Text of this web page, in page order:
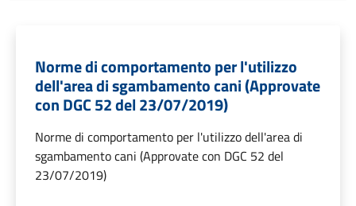
Norme di comportamento per l'utilizzo
dell'area di sgambamento cani (Approvate
con DGC 52 del 23/07/2019)
Norme di comportamento per l'utilizzo dell'area di
sgambamento cani (Approvate con DGC 52 del
23/07/2019)